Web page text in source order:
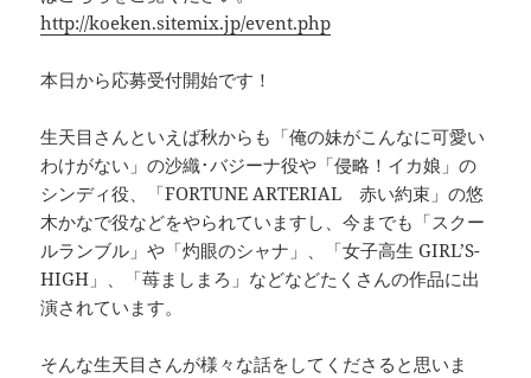
http://koeken.sitemix.jp/event.php
本日から応募受付開始です！
生天目さんといえば秋からも「俺の妹がこんなに可愛い
わけがない」の沙織･バジーナ役や「侵略！イカ娘」の
シンディ役、「FORTUNE ARTERIAL 赤い約束」の悠
木かなで役などをやられていますし、今までも「スクー
ルランブル」や「灼眼のシャナ」、「女子高生 GIRL’S-
HIGH」、「苺ましまろ」などなどたくさんの作品に出
演されています。
そんな生天目さんが様々な話をしてくださると思いま